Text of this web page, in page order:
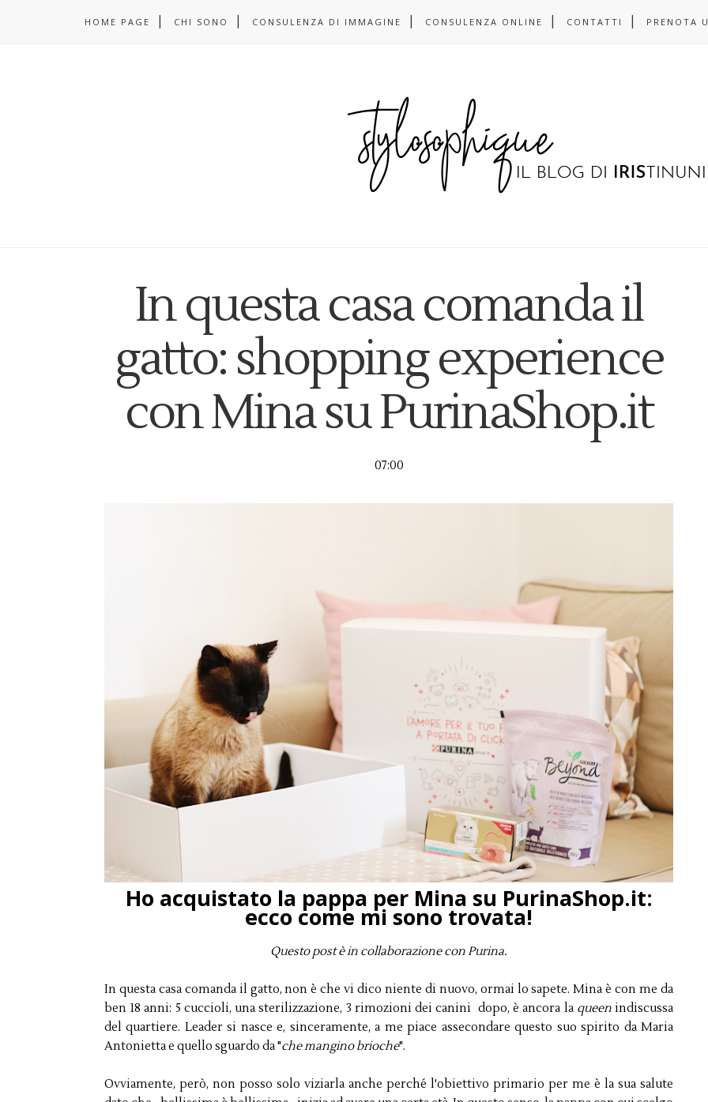
HOME PAGE CHI SONO CONSULENZA DI IMMAGINE CONSULENZA ONLINE CONTATTI PRENOTA
In questa casa comanda il
gatto: shopping experience
con Mina su PurinaShop.it
07:00
Ho acquistato la pappa per Mina su PurinaShop.it:
ecco come mi sono trovata!
Questo post è in collaborazione con Purina.
In questa casa comanda il gatto, non è che vi dico niente di nuovo, ormai lo sapete. Mina è con me da
ben 18 anni: 5 cuccioli, una sterilizzazione, 3 rimozioni dei canini dopo, è ancora la queenindiscussa
del quartiere. Leader si nasce e, sinceramente, a me piace assecondare questo suo spirito da Maria
Antonietta e quello sguardo da "che mangino brioche".
Ovviamente, però, non posso solo viziarla anche perché l'obiettivo primario per me è la sua salute